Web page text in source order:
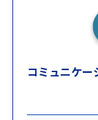
コミュニケー